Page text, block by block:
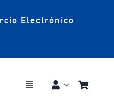
Electrónico
Toggle